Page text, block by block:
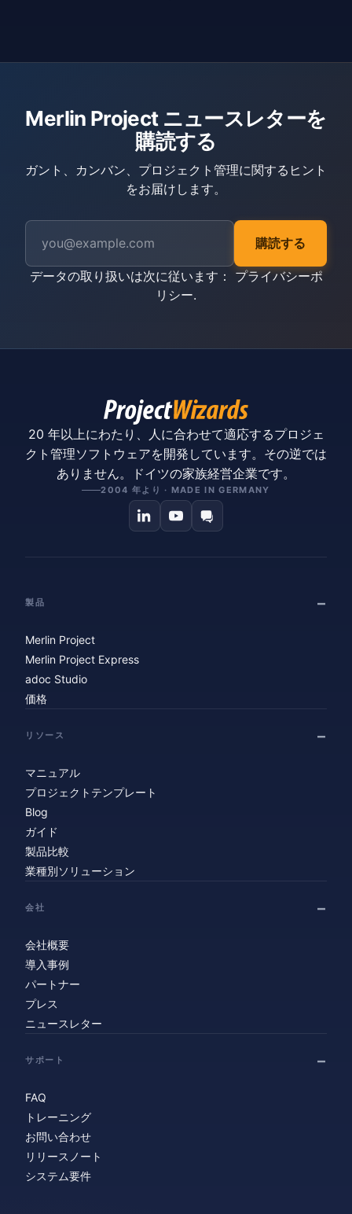
Merlin Project ニュースレターを
購読する
ガント、カンバン、プロジェクト管理に関するヒント
をお届けします。
購読する
データの取り扱いは次に従います： プライバシーポ
リシー.
20 年以上にわたり、人に合わせて適応するプロジェ
クト管理ソフトウェアを開発しています。その逆では
ありません。ドイツの家族経営企業です。
2004 年より · MADE IN GERMANY
製品
Merlin Project
Merlin Project Express
adoc Studio
価格
リソース
マニュアル
プロジェクトテンプレート
Blog
ガイド
製品比較
業種別ソリューション
会社
会社概要
導入事例
パートナー
プレス
ニュースレター
サポート
FAQ
トレーニング
お問い合わせ
リリースノート
システム要件